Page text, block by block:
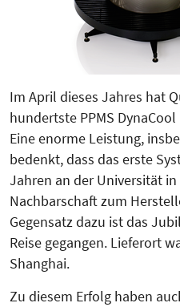
Im April dieses Jahres hat
hundertste PPMS
Eine enorme Leistung,
bedenkt, dass das erste
Jahren an der Universität
Nachbarschaft zum
Gegensatz dazu ist das
Reise gegangen. Lieferort
Shanghai.
Zu diesem Erfolg haben